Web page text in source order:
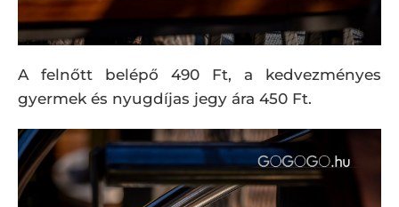
A felnőtt belépő 490 Ft, a kedvezményes
gyermek és nyugdíjas jegy ára 450 Ft.